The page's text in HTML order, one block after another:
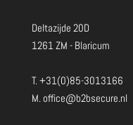
Deltazijde 20D
1261 ZM - Blaricum
T. +31(0)85-3013166
M. office@b2bsecure.nl